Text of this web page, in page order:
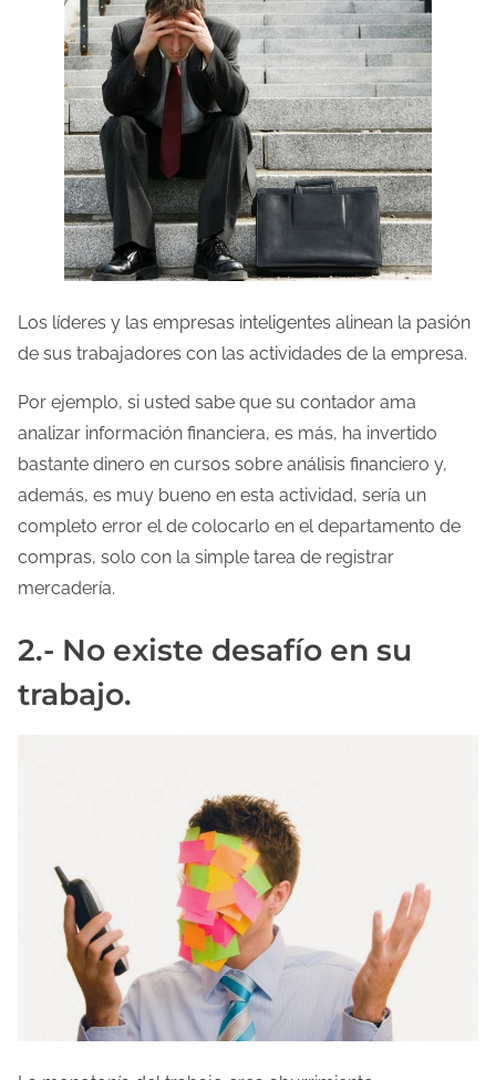
Los líderes y las empresas inteligentes alinean la pasión
de sus trabajadores con las actividades de la empresa.
Por ejemplo, si usted sabe que su contador ama
analizar información financiera, es más, ha invertido
bastante dinero en cursos sobre análisis financiero y,
además, es muy bueno en esta actividad, sería un
completo error el de colocarlo en el departamento de
compras, solo con la simple tarea de registrar
mercadería.
2.- No existe desafío en su
trabajo.